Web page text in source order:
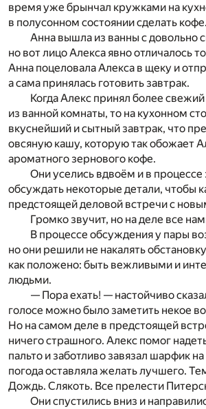
время уже брынчал кружками на
в полусонном состоянии сделать кофе.
Анна вышла из ванны с довольно
но вот лицо Алекса явно отличалось
Анна поцеловала Алекса в щеку и
а сама принялась готовить завтрак.
Когда Алекс принял более
из ванной комнаты, то на кухонном
вкуснейший и сытный завтрак, что
овсяную кашу, которую так обожает
ароматного зернового кофе.
Они уселись вдвоём и в процессе
обсуждать некоторые детали, чтобы
предстоящей деловой встречи с
Громко звучит, но на деле все
В процессе обсуждения у пары
но они решили не накалять
как положено: быть вежливыми и
людьми.
— Пора ехать! — настойчиво
голосе можно было заметить некое
Но на самом деле в предстоящей
ничего страшного. Алекс помог
пальто и заботливо завязал шарфик
погода оставляла желать лучшего.
Дождь. Слякоть. Все прелести
Они спустились вниз и